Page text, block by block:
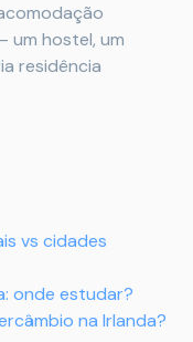
um hostel, um
residência
vs cidades
onde estudar?
na Irlanda?